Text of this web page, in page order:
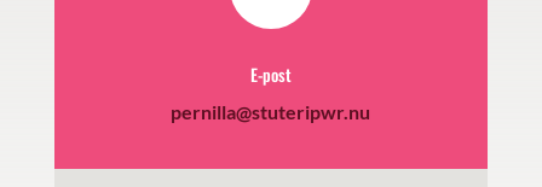
E-post
pernilla@stuteripwr.nu